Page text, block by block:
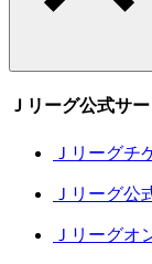
Ｊリーグ公式サ
Ｊリーグチ
Ｊリーグ公
Ｊリーグオ